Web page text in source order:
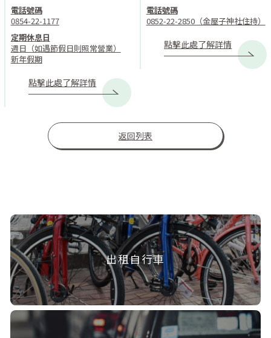
電話號碼
0854-22-1177
定期休息日
週日（如遇節假日則照常營業）
新年假期
點擊此處了解詳情
電話號碼
0852-22-2850（金屋子神社住持）
點擊此處了解詳情
返回列表
出租自行車